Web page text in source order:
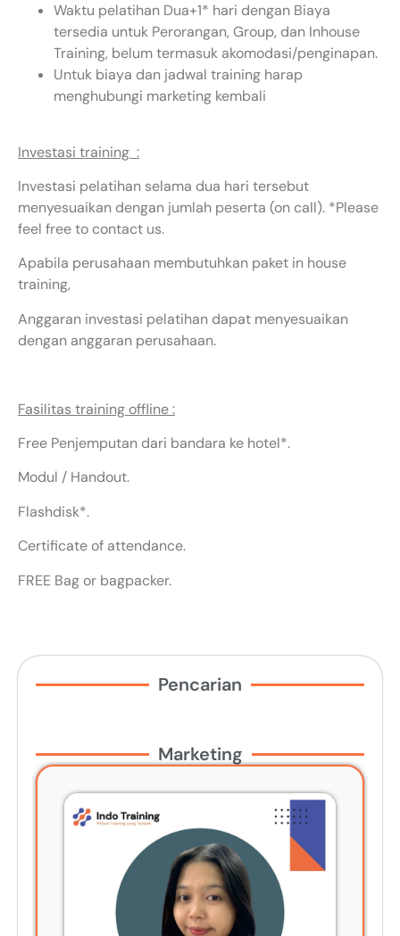
Waktu pelatihan Dua+1* hari dengan Biaya
tersedia untuk Perorangan, Group, dan Inhouse
Training, belum termasuk akomodasi/penginapan.
Untuk biaya dan jadwal training harap
menghubungi marketing kembali
Investasi training :
Investasi pelatihan selama dua hari tersebut
menyesuaikan dengan jumlah peserta (on call). *Please
feel free to contact us.
Apabila perusahaan membutuhkan paket in house
training,
Anggaran investasi pelatihan dapat menyesuaikan
dengan anggaran perusahaan.
Fasilitas training offline :
Free Penjemputan dari bandara ke hotel*.
Modul / Handout.
Flashdisk*.
Certificate of attendance.
FREE Bag or bagpacker.
Pencarian
Marketing